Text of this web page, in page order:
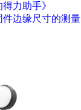
力助手》
边缘尺寸的测量